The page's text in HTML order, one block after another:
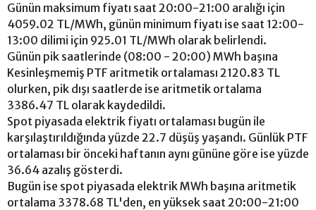
Günün maksimum fiyatı saat 20:00-21:00 aralığı için
4059.02 TL/MWh, günün minimum fiyatı ise saat 12:00-
13:00 dilimi için 925.01 TL/MWh olarak belirlendi.
Günün pik saatlerinde (08:00 - 20:00) MWh başına
Kesinleşmemiş PTF aritmetik ortalaması 2120.83 TL
olurken, pik dışı saatlerde ise aritmetik ortalama
3386.47 TL olarak kaydedildi.
Spot piyasada elektrik fiyatı ortalaması bugün ile
karşılaştırıldığında yüzde 22.7 düşüş yaşandı. Günlük PTF
ortalaması bir önceki haftanın aynı gününe göre ise yüzde
36.64 azalış gösterdi.
Bugün ise spot piyasada elektrik MWh başına aritmetik
ortalama 3378.68 TL'den, en yüksek saat 20:00-21:00